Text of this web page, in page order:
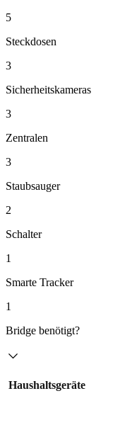
5
Steckdosen
3
Sicherheitskameras
3
Zentralen
3
Staubsauger
2
Schalter
1
Smarte Tracker
1
Bridge benötigt?
Haushaltsgeräte